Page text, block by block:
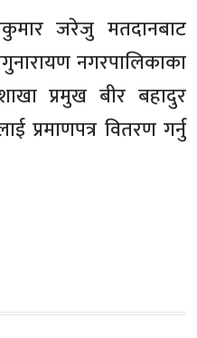
जरेजु मतदानबाट
नगरपालिकाका
प्रमुख बीर बहादुर
प्रमाणपत्र वितरण गर्नु